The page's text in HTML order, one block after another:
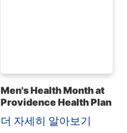
Men's Health Month at
Providence Health Plan
더 자세히 알아보기